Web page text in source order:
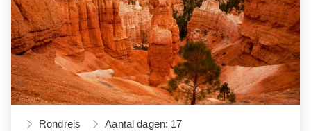
Rondreis Aantal dagen: 17